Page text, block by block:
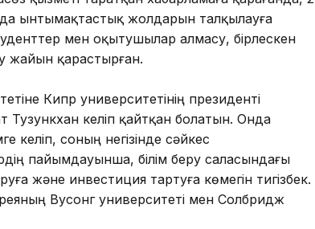
ынтымақтастық жолдарын талқылауға
мен оқытушылар алмасу, бірлескен
жайын қарастырған.
Кипр университетінің президенті
келіп қайтқан болатын. Онда
келіп, соның негізінде сәйкес
пайымдауынша, білім беру саласындағы
және инвестиция тартуға көмегін тигізбек.
Вусонг университеті мен Солбридж